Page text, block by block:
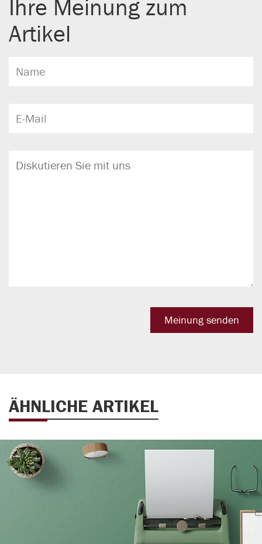
Ihre Meinung zum
Artikel
ÄHNLICHE ARTIKEL